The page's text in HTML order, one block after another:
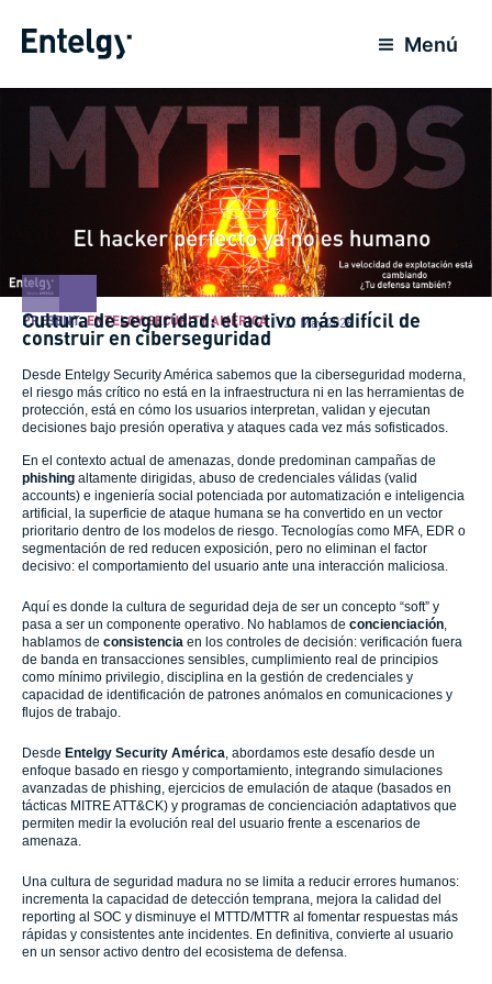
Menú
PRESENT,ENTELGY SECURITY AMÉRICA 21 May 2026
Cultura de seguridad: el activo más difícil de
construir en ciberseguridad
Desde Entelgy Security América sabemos que la ciberseguridad moderna,
el riesgo más crítico no está en la infraestructura ni en las herramientas de
protección, está en cómo los usuarios interpretan, validan y ejecutan
decisiones bajo presión operativa y ataques cada vez más sofisticados.
En el contexto actual de amenazas, donde predominan campañas de
phishing altamente dirigidas, abuso de credenciales válidas (valid
accounts) e ingeniería social potenciada por automatización e inteligencia
artificial, la superficie de ataque humana se ha convertido en un vector
prioritario dentro de los modelos de riesgo. Tecnologías como MFA, EDR o
segmentación de red reducen exposición, pero no eliminan el factor
decisivo: el comportamiento del usuario ante una interacción maliciosa.
Aquí es donde la cultura de seguridad deja de ser un concepto “soft” y
pasa a ser un componente operativo. No hablamos de concienciación
hablamos de consistencia en los controles de decisión: verificación fuera
de banda en transacciones sensibles, cumplimiento real de principios
como mínimo privilegio, disciplina en la gestión de credenciales y
capacidad de identificación de patrones anómalos en comunicaciones y
flujos de trabajo.
Desde Entelgy Security América , abordamos este desafío desde un
enfoque basado en riesgo y comportamiento, integrando simulaciones
avanzadas de phishing, ejercicios de emulación de ataque (basados en
tácticas MITRE ATT&CK) y programas de concienciación adaptativos que
permiten medir la evolución real del usuario frente a escenarios de
amenaza.
Una cultura de seguridad madura no se limita a reducir errores humanos:
incrementa la capacidad de detección temprana, mejora la calidad del
reporting al SOC y disminuye el MTTD/MTTR al fomentar respuestas más
rápidas y consistentes ante incidentes. En definitiva, convierte al usuario
en un sensor activo dentro del ecosistema de defensa.